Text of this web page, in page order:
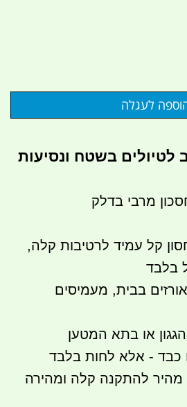
לטיולים בשטח ונסיעות
מרבי בדלק
קל עמיד לרטיבות קלה,
בלבד
בבית, מעמיסים
או בתא המטען
כבד - אלא לחות בלבד
מהיר להתקנה קלה ומהירה